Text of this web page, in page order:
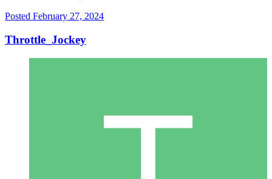
Posted February 27, 2024
Throttle_Jockey